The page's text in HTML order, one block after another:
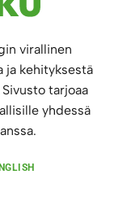
virallinen
ja kehityksestä
Sivusto tarjoaa
yhdessä